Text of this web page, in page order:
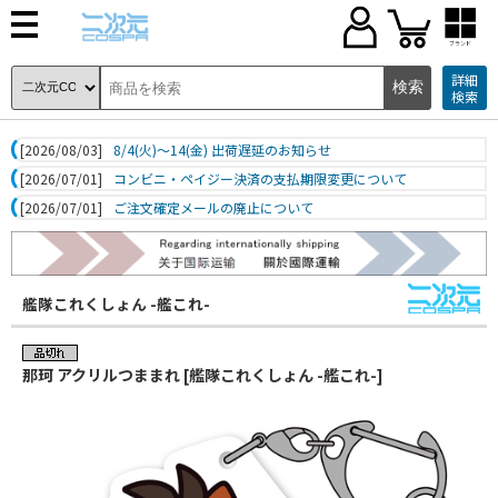
ブランド
詳細
検索
[2026/08/03]
8/4(火)～14(金) 出荷遅延のお知らせ
[2026/07/01]
コンビニ・ペイジー決済の支払期限変更について
[2026/07/01]
ご注文確定メールの廃止について
艦隊これくしょん -艦これ-
那珂 アクリルつままれ [艦隊これくしょん -艦これ-]